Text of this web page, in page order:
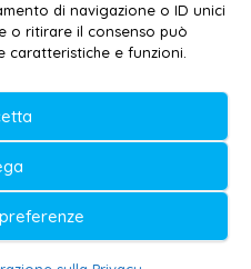
di navigazione o ID unici
o ritirare il consenso può
caratteristiche e funzioni.
2020 Registro della
di Lecce
responsabile:
Masciullo